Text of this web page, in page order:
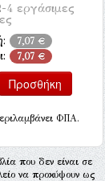
4 εργάσιμες
7,07 €
7,07 €
ΦΠΑ.
που δεν είναι σε
να προκύψουν ως